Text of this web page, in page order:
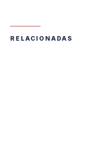
RELACIONADAS